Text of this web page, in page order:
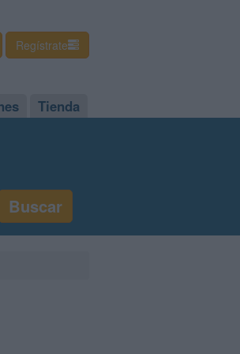
Regístrate
Tienda